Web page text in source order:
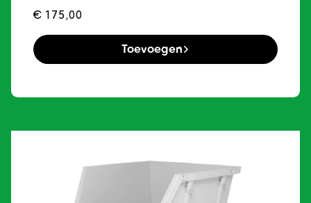
€ 175,00
Toevoegen